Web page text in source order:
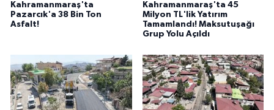
Kahramanmaraş'ta
Pazarcık'a 38 Bin Ton
Asfalt!
Kahramanmaraş'ta 45
Milyon TL'lik Yatırım
Tamamlandı! Maksutuşağı
Grup Yolu Açıldı